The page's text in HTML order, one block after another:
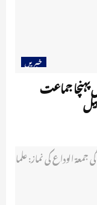
خبریں
پہنچا جماعت